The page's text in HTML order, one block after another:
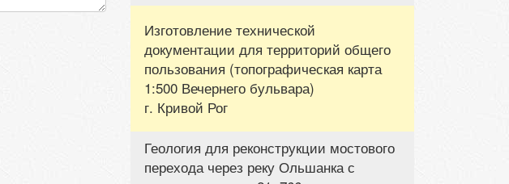
Изготовление технической
документации для территорий общего
пользования (топографическая карта
1:500 Вечернего бульвара)
г. Кривой Рог
Геология для реконструкции мостового
перехода через реку Ольшанка с